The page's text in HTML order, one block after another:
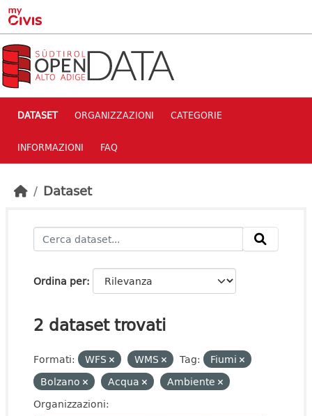
Skip to main content
DATASET ORGANIZZAZIONI CATEGORIE
INFORMAZIONI FAQ
Dataset
Ordina per
2 dataset trovati
Formati: WFS WMS Tag:
Fiumi
Bolzano
Acqua
Ambiente
Organizzazioni: